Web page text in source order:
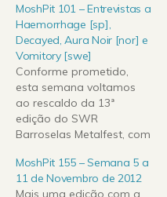
MoshPit 101 – Entrevistas a
Haemorrhage [sp],
Decayed, Aura Noir [nor] e
Vomitory [swe]
Conforme prometido,
esta semana voltamos
ao rescaldo da 13ª
edição do SWR
Barroselas Metalfest, com
Haemorrhage, aos
nacionais Decayed e aos
MoshPit 155 – Semana 5 a
11 de Novembro de 2012
Mais uma edição com a